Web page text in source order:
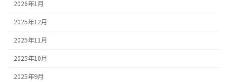
2026年1月
2025年12月
2025年11月
2025年10月
2025年9月